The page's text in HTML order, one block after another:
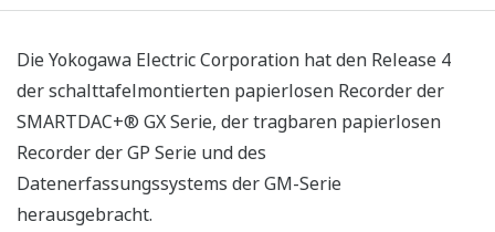
Die Yokogawa Electric Corporation hat den Release 4
der schalttafelmontierten papierlosen Recorder der
SMARTDAC+® GX Serie, der tragbaren papierlosen
Recorder der GP Serie und des
Datenerfassungssystems der GM-Serie
herausgebracht.